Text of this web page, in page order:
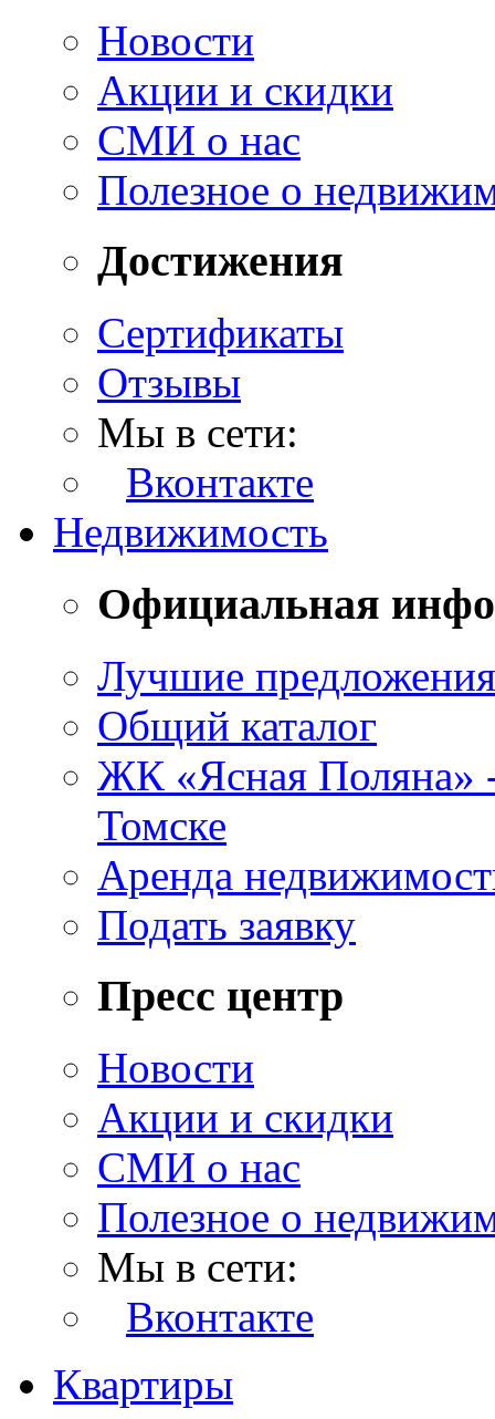
Новости
Акции и скидки
СМИ о нас
Полезное о
Достижения
Сертификаты
Отзывы
Мы в сети:
Вконтакте
Недвижимость
Официальная
Лучшие предложения
Общий каталог
ЖК «Ясная Поляна»
Томске
Аренда
Подать заявку
Пресс центр
Новости
Акции и скидки
СМИ о нас
Полезное о
Мы в сети:
Вконтакте
Квартиры